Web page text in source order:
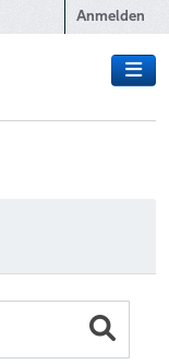
Anmelden